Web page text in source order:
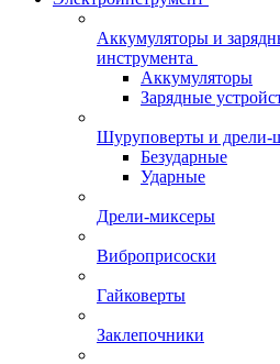
Аккумуляторы и
инструмента
Аккумуляторы
Зарядные
Шуруповерты и дрели-
Безударные
Ударные
Дрели-миксеры
Виброприсоски
Гайковерты
Заклепочники